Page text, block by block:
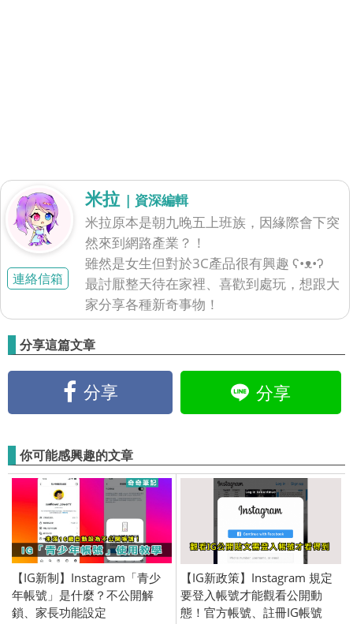
連絡信箱
米拉 | 資深編輯
米拉原本是朝九晚五上班族，因緣際會下突
然來到網路產業？！
雖然是女生但對於3C產品很有興趣 ʕ•ᴥ•ʔ
最討厭整天待在家裡、喜歡到處玩，想跟大
家分享各種新奇事物！
分享這篇文章
分享 分享
你可能感興趣的文章
【IG新制】Instagram「青少
年帳號」是什麼？不公開解
鎖、家長功能設定
【IG新政策】Instagram 規定
要登入帳號才能觀看公開動
態！官方帳號、註冊IG帳號